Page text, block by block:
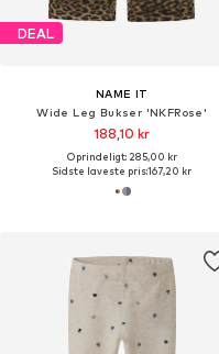
DEAL
NAME IT
Wide Leg Bukser 'NKFRose'
188,10 kr
Oprindeligt: 285,00 kr
Sidste laveste pris:167,20 kr